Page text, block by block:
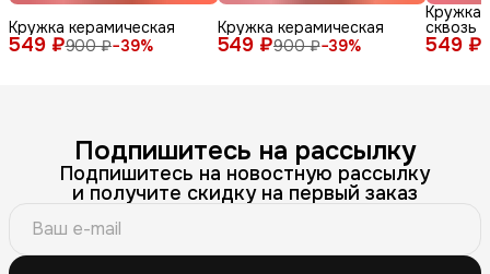
549 ₽900 ₽−39%
Кружка керамическая
549 ₽900 ₽−39%
Кружка керамическая
549 ₽
Кружка
сквозь
Подпишитесь на рассылку
Подпишитесь на новостную рассылку
и получите скидку на первый заказ